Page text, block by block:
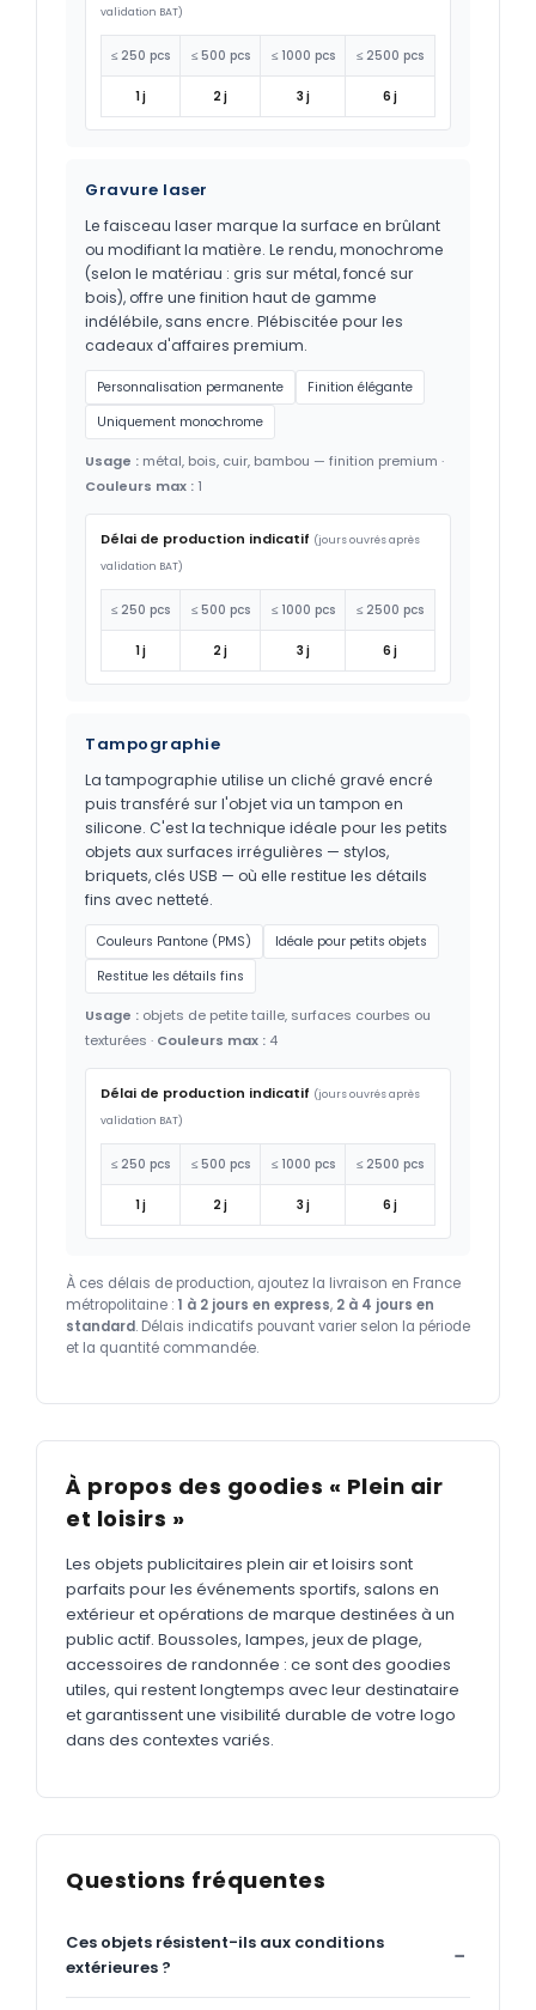
validation BAT)
≤ 250 pcs ≤ 500 pcs ≤ 1000 pcs ≤ 2500 pcs
1 j 2 j 3 j 6 j
Gravure laser
Le faisceau laser marque la surface en brûlant
ou modifiant la matière. Le rendu, monochrome
(selon le matériau : gris sur métal, foncé sur
bois), offre une finition haut de gamme
indélébile, sans encre. Plébiscitée pour les
cadeaux d'affaires premium.
Personnalisation permanente
Finition élégante
Uniquement monochrome
Usage : métal, bois, cuir, bambou — finition premium ·
Couleurs max : 1
Délai de production indicatif (jours ouvrés après
validation BAT)
≤ 250 pcs ≤ 500 pcs ≤ 1000 pcs ≤ 2500 pcs
1 j 2 j 3 j 6 j
Tampographie
La tampographie utilise un cliché gravé encré
puis transféré sur l'objet via un tampon en
silicone. C'est la technique idéale pour les petits
objets aux surfaces irrégulières — stylos,
briquets, clés USB — où elle restitue les détails
fins avec netteté.
Couleurs Pantone (PMS)
Idéale pour petits objets
Restitue les détails fins
Usage : objets de petite taille, surfaces courbes ou
texturées · Couleurs max : 4
Délai de production indicatif (jours ouvrés après
validation BAT)
≤ 250 pcs ≤ 500 pcs ≤ 1000 pcs ≤ 2500 pcs
1 j 2 j 3 j 6 j
À ces délais de production, ajoutez la livraison en France
métropolitaine : 1 à 2 jours en express, 2 à 4 jours en
standard. Délais indicatifs pouvant varier selon la période
et la quantité commandée.
À propos des goodies « Plein air
et loisirs »
Les objets publicitaires plein air et loisirs sont
parfaits pour les événements sportifs, salons en
extérieur et opérations de marque destinées à un
public actif. Boussoles, lampes, jeux de plage,
accessoires de randonnée : ce sont des goodies
utiles, qui restent longtemps avec leur destinataire
et garantissent une visibilité durable de votre logo
dans des contextes variés.
Questions fréquentes
Ces objets résistent-ils aux conditions
extérieures ?